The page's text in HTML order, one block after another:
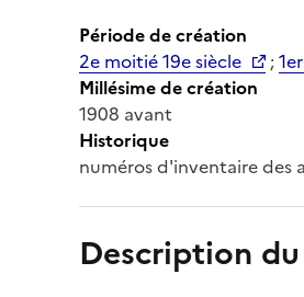
Période de création
2e moitié 19e siècle
;
Millésime de création
1908 avant
Historique
numéros d'inventaire des
Description